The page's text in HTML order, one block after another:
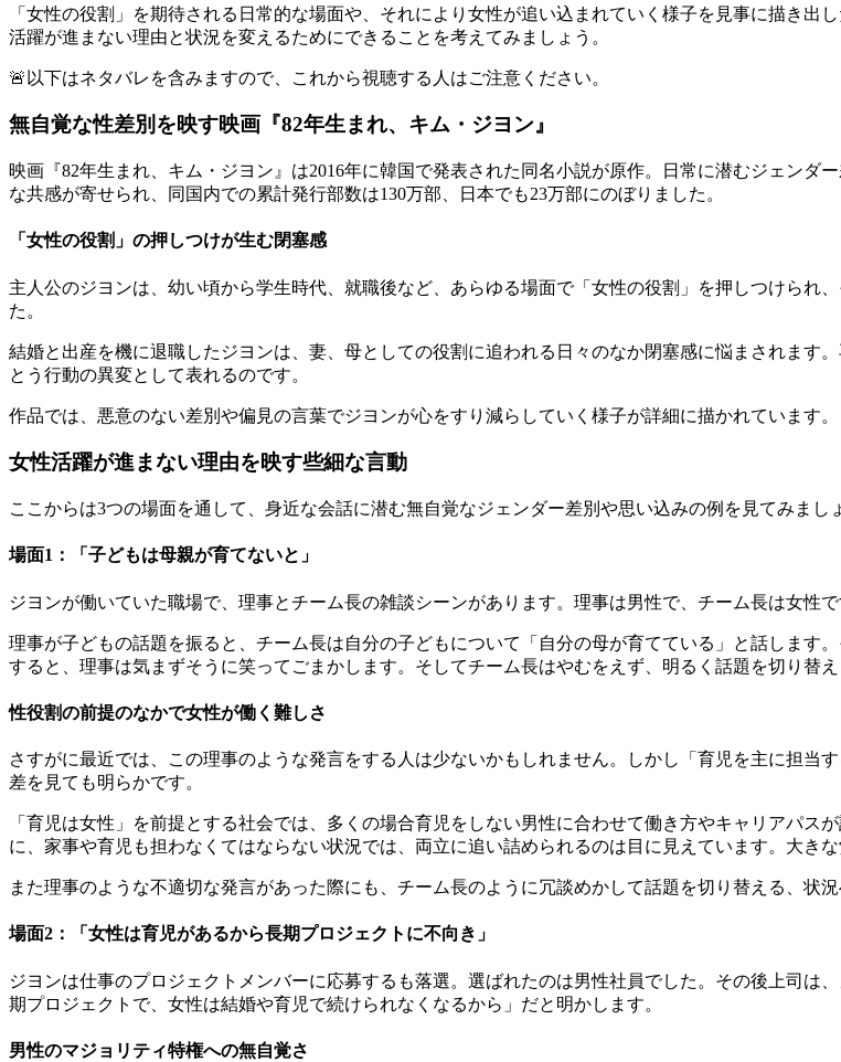
「女性の役割」を期待される日常的な場面や、それにより女性が追い込まれていく様子を見事に描き出
活躍が進まない理由と状況を変えるためにできることを考えてみましょう。
🚨以下はネタバレを含みますので、これから視聴する人はご注意ください。
無自覚な性差別を映す映画『82年生まれ、キム・ジヨン』
映画『82年生まれ、キム・ジヨン』は2016年に韓国で発表された同名小説が原作。日常に潜むジェン
な共感が寄せられ、同国内での累計発行部数は130万部、日本でも23万部にのぼりました。
「女性の役割」の押しつけが生む閉塞感
主人公のジヨンは、幼い頃から学生時代、就職後など、あらゆる場面で「女性の役割」を押しつけられ
た。
結婚と出産を機に退職したジヨンは、妻、母としての役割に追われる日々のなか閉塞感に悩まされます
とう行動の異変として表れるのです。
作品では、悪意のない差別や偏見の言葉でジヨンが心をすり減らしていく様子が詳細に描かれています。
女性活躍が進まない理由を映す些細な言動
ここからは3つの場面を通して、身近な会話に潜む無自覚なジェンダー差別や思い込みの例を見てみまし
場面1：「子どもは母親が育てないと」
ジヨンが働いていた職場で、理事とチーム長の雑談シーンがあります。理事は男性で、チーム長は女性で
理事が子どもの話題を振ると、チーム長は自分の子どもについて「自分の母が育てている」と話します
すると、理事は気まずそうに笑ってごまかします。そしてチーム長はやむをえず、明るく話題を切り替え
性役割の前提のなかで女性が働く難しさ
さすがに最近では、この理事のような発言をする人は少ないかもしれません。しかし「育児を主に担
差を見ても明らかです。
「育児は女性」を前提とする社会では、多くの場合育児をしない男性に合わせて働き方やキャリアパス
に、家事や育児も担わなくてはならない状況では、両立に追い詰められるのは目に見えています。大き
また理事のような不適切な発言があった際にも、チーム長のように冗談めかして話題を切り替える、 状
場面2：「女性は育児があるから長期プロジェクトに不向き」
ジヨンは仕事のプロジェクトメンバーに応募するも落選。選ばれたのは男性社員でした。その後上司
期プロジェクトで、女性は結婚や育児で続けられなくなるから」だと明かします。
男性のマジョリティ特権への無自覚さ